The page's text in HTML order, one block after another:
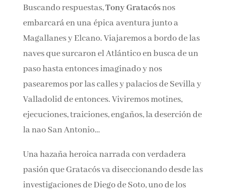
historia miente?
Buscando respuestas,Tony Gratacósnos
embarcará en una épica aventura junto a
Magallanes y Elcano. Viajaremos a bordo de las
naves que surcaron el Atlántico en busca de un
paso hasta entonces imaginado y nos
pasearemos por las calles y palacios de Sevilla
y Valladolid de entonces. Viviremos motines,
de la nao San Antonio…
Una hazaña heroica narrada con verdadera